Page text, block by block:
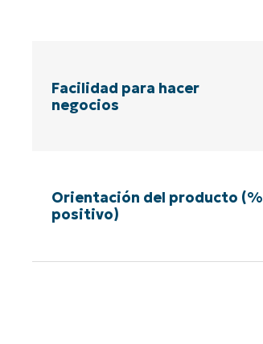
Facilidad para hacer
negocios
Orientación del producto (%
positivo)